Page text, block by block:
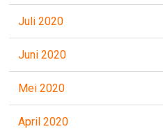
Juli 2020
Juni 2020
Mei 2020
April 2020